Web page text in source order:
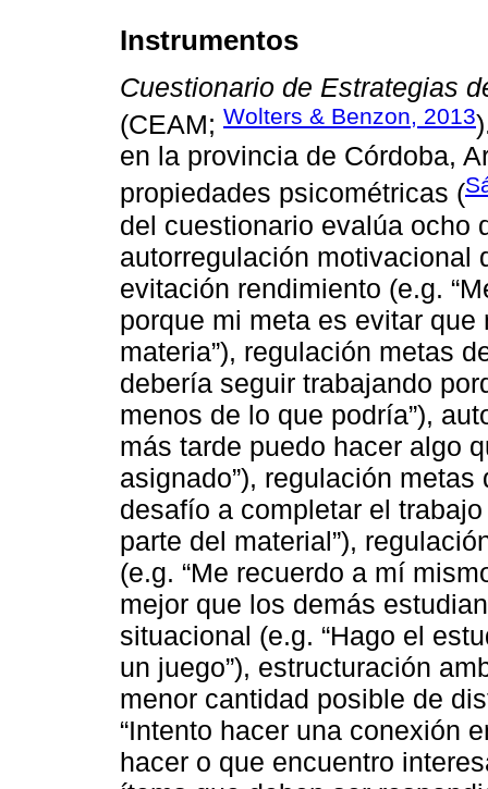
Instrumentos
Cuestionario de Estrategias
(CEAM; Wolters & Benzon, 2013
en la provincia de Córdoba,
propiedades psicométricas (
del cuestionario evalúa ocho
autorregulación motivacional
evitación rendimiento (e.g.
porque mi meta es evitar
materia”), regulación metas
debería seguir trabajando
menos de lo que podría”),
más tarde puedo hacer algo
asignado”), regulación
desafío a completar el
parte del material”),
(e.g. “Me recuerdo a mí
mejor que los demás
situacional (e.g. “Hago el
un juego”), estructuración
menor cantidad posible de
“Intento hacer una conexión
hacer o que encuentro